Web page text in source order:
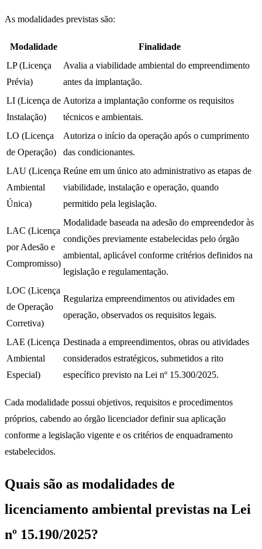
As modalidades previstas são:
Modalidade
Finalidade
LP (Licença
Prévia)
Avalia a viabilidade ambiental do empreendimento
antes da implantação.
LI (Licença de
Instalação)
Autoriza a implantação conforme os requisitos
técnicos e ambientais.
LO (Licença
de Operação)
Autoriza o início da operação após o cumprimento
das condicionantes.
LAU (Licença
Ambiental
Única)
Reúne em um único ato administrativo as etapas de
viabilidade, instalação e operação, quando
permitido pela legislação.
LAC (Licença
por Adesão e
Compromisso)
Modalidade baseada na adesão do empreendedor às
condições previamente estabelecidas pelo órgão
ambiental, aplicável conforme critérios definidos na
legislação e regulamentação.
LOC (Licença
de Operação
Corretiva)
Regulariza empreendimentos ou atividades em
operação, observados os requisitos legais.
LAE (Licença
Ambiental
Especial)
Destinada a empreendimentos, obras ou atividades
considerados estratégicos, submetidos a rito
específico previsto na Lei nº 15.300/2025.
Cada modalidade possui objetivos, requisitos e procedimentos
próprios, cabendo ao órgão licenciador definir sua aplicação
conforme a legislação vigente e os critérios de enquadramento
estabelecidos.
Quais são as modalidades de
licenciamento ambiental previstas na Lei
nº 15.190/2025?